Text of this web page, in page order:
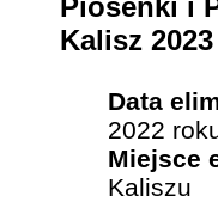
Piosenki i
Kalisz 2023
Data
2022
Miejsce
Kaliszu